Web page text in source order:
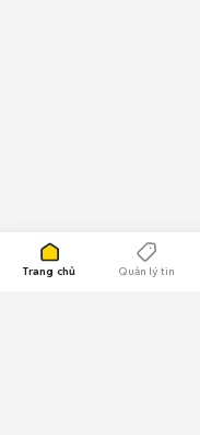
Trang chủ Quản lý tin